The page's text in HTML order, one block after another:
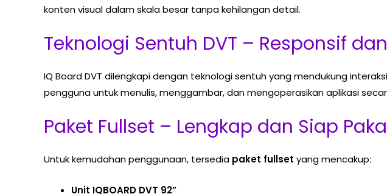
konten visual dalam skala besar tanpa kehilangan detail.
Teknologi Sentuh DVT – Responsif
IQ Board DVT dilengkapi dengan teknologi sentuh yang mendukung
pengguna untuk menulis, menggambar, dan mengoperasikan aplikasi
Paket Fullset – Lengkap dan Siap
Untuk kemudahan penggunaan, tersedia paket fullset yang mencakup:
Unit IQBOARD DVT 92”